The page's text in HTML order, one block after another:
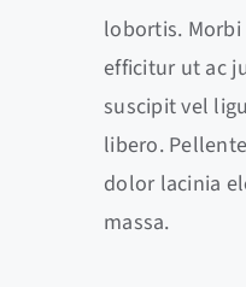
lobortis.
efficitur ut ac
suscipit vel
libero.
dolor lacinia
massa.